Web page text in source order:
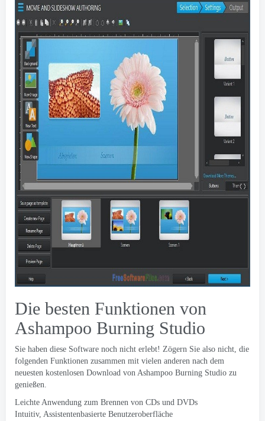
Die besten Funktionen von
Ashampoo Burning Studio
Sie haben diese Software noch nicht erlebt! Zögern Sie also nicht, die
folgenden Funktionen zusammen mit vielen anderen nach dem
neuesten kostenlosen Download von Ashampoo Burning Studio zu
genießen.
Leichte Anwendung zum Brennen von CDs und DVDs
Intuitiv, Assistentenbasierte Benutzeroberfläche